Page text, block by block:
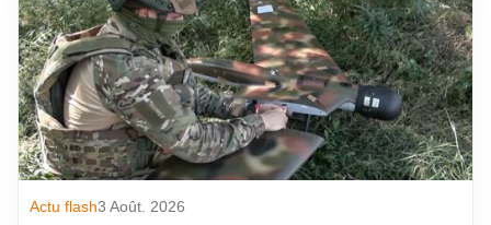
Actu flash3 Août. 2026